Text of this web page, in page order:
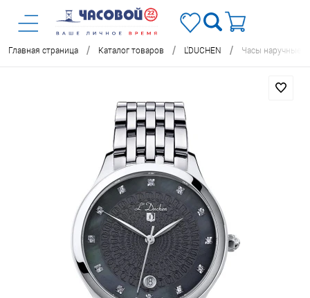
Главная страница / Каталог товаров / L'DUCHEN / Часы наручные